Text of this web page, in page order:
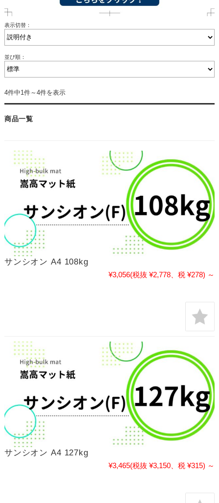
表示切替：
並び順：
4件中1件～4件を表示
商品一覧
サンシオン A4 108kg
¥3,056(税抜 ¥2,778、税 ¥278) ～
サンシオン A4 127kg
¥3,465(税抜 ¥3,150、税 ¥315) ～